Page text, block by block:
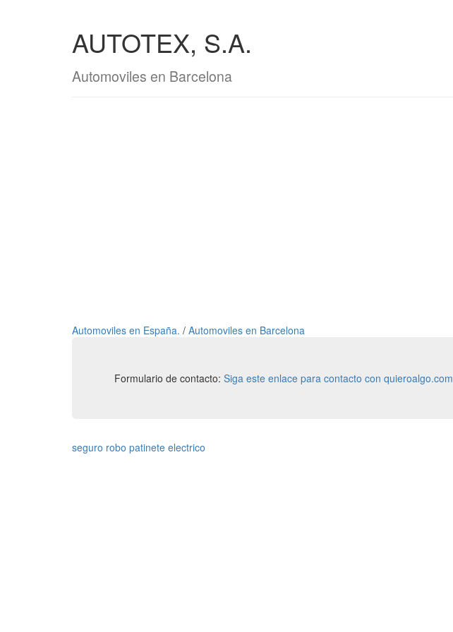
AUTOTEX, S.A.
Automoviles en Barcelona
Automoviles en España. / Automoviles en Barcelona
Formulario de contacto: Siga este enlace para contacto con quieroalgo.com
seguro robo patinete electrico